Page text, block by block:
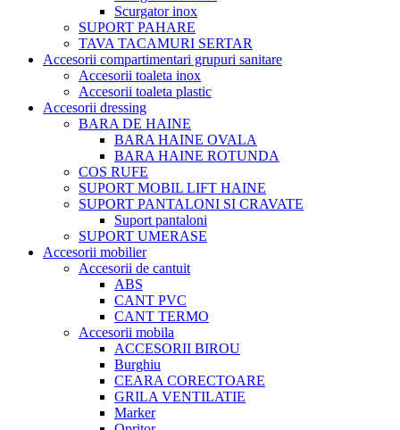
Scurgator inox
SUPORT PAHARE
TAVA TACAMURI SERTAR
Accesorii compartimentari grupuri sanitare
Accesorii toaleta inox
Accesorii toaleta plastic
Accesorii dressing
BARA DE HAINE
BARA HAINE OVALA
BARA HAINE ROTUNDA
COS RUFE
SUPORT MOBIL LIFT HAINE
SUPORT PANTALONI SI CRAVATE
Suport pantaloni
SUPORT UMERASE
Accesorii mobilier
Accesorii de cantuit
ABS
CANT PVC
CANT TERMO
Accesorii mobila
ACCESORII BIROU
Burghiu
CEARA CORECTOARE
GRILA VENTILATIE
Marker